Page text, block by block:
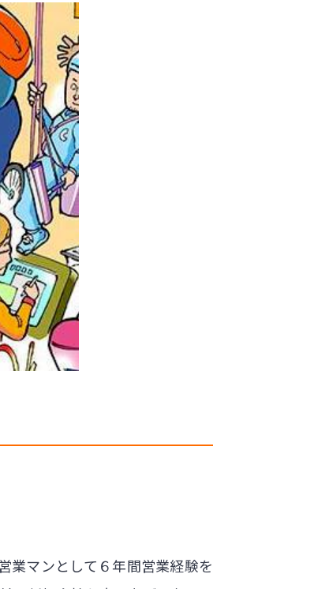
マンとして６年間営業経験を